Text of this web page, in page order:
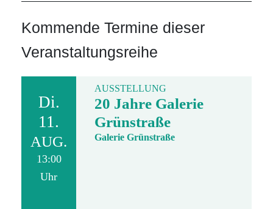
Kommende Termine dieser
Veranstaltungsreihe
Di.
11.
AUG.
13:00
Uhr
AUSSTELLUNG
20 Jahre Galerie
Grünstraße
Galerie Grünstraße